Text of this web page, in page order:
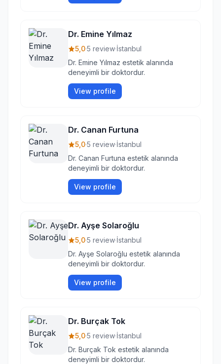
Dr. Emine Yılmaz
5,0·5 review·İstanbul
Dr. Emine Yılmaz estetik alanında
deneyimli bir doktordur.
View profile
Dr. Canan Furtuna
5,0·5 review·İstanbul
Dr. Canan Furtuna estetik alanında
deneyimli bir doktordur.
View profile
Dr. Ayşe Solaroğlu
5,0·5 review·İstanbul
Dr. Ayşe Solaroğlu estetik alanında
deneyimli bir doktordur.
View profile
Dr. Burçak Tok
5,0·5 review·İstanbul
Dr. Burçak Tok estetik alanında
deneyimli bir doktordur.